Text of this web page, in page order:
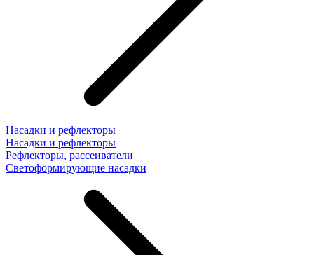
Насадки и рефлекторы
Насадки и рефлекторы
Рефлекторы, рассеиватели
Светоформирующие насадки